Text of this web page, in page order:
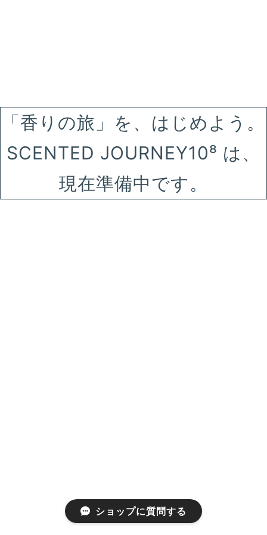
「香りの旅」を、はじめよう。
SCENTED JOURNEY10⁸ は、
現在準備中です。
ショップに質問する